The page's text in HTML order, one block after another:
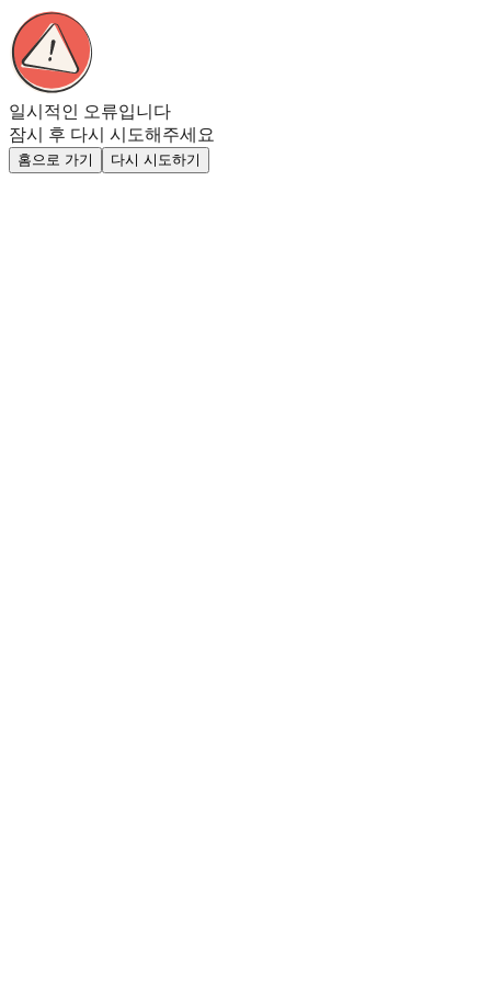
일시적인 오류입니다
잠시 후 다시 시도해주세요
홈으로 가기 다시 시도하기